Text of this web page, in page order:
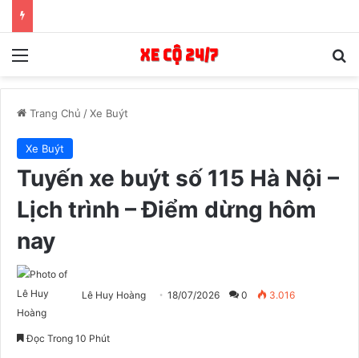
Menu
Trang Chủ /Xe Buýt
Xe Buýt
Tuyến xe buýt số 115 Hà Nội –
Lịch trình – Điểm dừng hôm
nay
Lê Huy Hoàng 18/07/2026 0 3.016
Đọc Trong 10 Phút